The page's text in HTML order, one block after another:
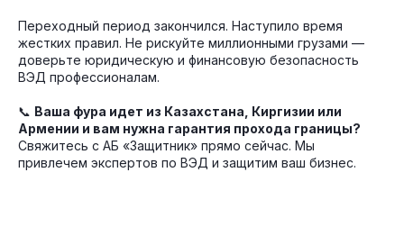
Переходный период закончился. Наступило время
жестких правил. Не рискуйте миллионными грузами —
доверьте юридическую и финансовую безопасность
ВЭД профессионалам.
📞 Ваша фура идет из Казахстана, Киргизии или
Армении и вам нужна гарантия прохода границы?
Свяжитесь с АБ «Защитник» прямо сейчас. Мы
привлечем экспертов по ВЭД и защитим ваш бизнес.